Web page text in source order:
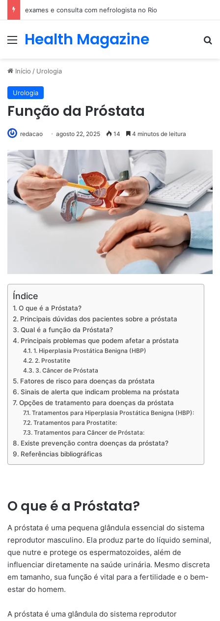
Menu
Health Magazine
Início / Urologia
Urologia
Função da Próstata
redacao agosto 22, 2025 14 4 minutos de leitura
Índice
O que é a Próstata?
Principais dúvidas dos pacientes sobre a próstata
Qual é a função da Próstata?
Principais problemas que podem afetar a próstata
1. Hiperplasia Prostática Benigna (HBP)
2. Prostatite
3. Câncer de Próstata
Fatores de risco para doenças da próstata
Sinais de alerta que indicam problema na próstata
Opções de tratamento para doenças da próstata
Tratamentos para Hiperplasia Prostática Benigna (HBP):
Tratamentos para Prostatite:
Tratamentos para Câncer de Próstata:
Existe prevenção contra doenças da próstata?
Referências bibliográficas
O que é a Próstata?
A próstata é uma pequena glândula essencial do sistema
reprodutor masculino. Ela produz parte do líquido seminal,
que nutre e protege os espermatozoides, além de
influenciar diretamente na saúde urinária. Mesmo discreta
em tamanho, sua função é vital para a fertilidade e o bem-
estar do homem.
A próstata é uma glândula do sistema reprodutor